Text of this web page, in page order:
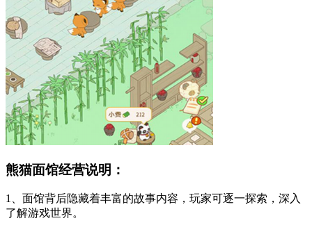
熊猫面馆经营说明：
1、面馆背后隐藏着丰富的故事内容，玩家可逐一探索，深入
了解游戏世界。